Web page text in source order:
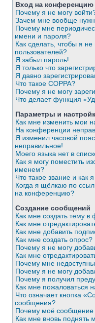
Вход на конференцию
Почему я не могу
Зачем мне вообще
Почему мне
имени и пароля?
Как сделать, чтобы я
пользователей?
Я забыл пароль!
Я только что
Я давно
Что такое COPPA?
Почему я не могу
Что делает функция
Параметры и
Как мне изменить мои
На конференции
Я изменил часовой
неправильное!
Моего языка нет в
Как я могу поместить
именем?
Что такое звание и как
Когда я щёлкаю по
на конференцию?
Создание сообщений
Как мне создать тему в
Как мне
Как мне добавить
Как мне создать опрос?
Почему я не могу
Как мне
Почему мне
Почему я не могу
Почему я получил
Как мне пожаловаться
Что означает кнопка
сообщения?
Почему моё сообщение
Как мне вновь поднять